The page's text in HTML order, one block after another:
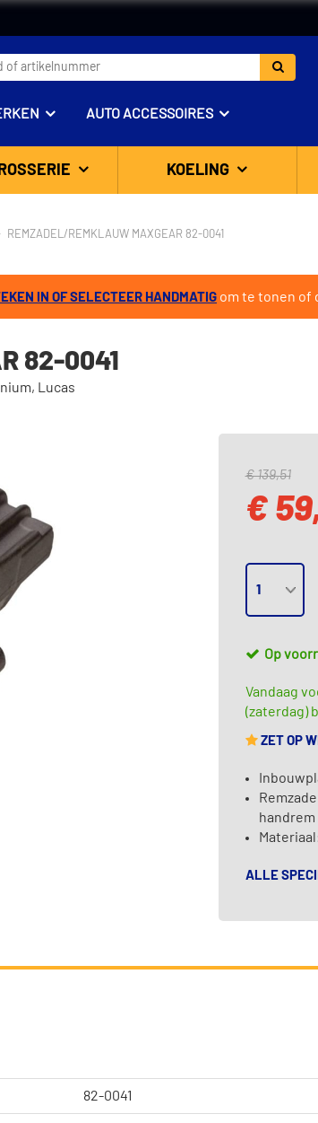
AUTO ACCESSOIRES
KOELING
REMZADEL/REMKLAUW MAXGEAR 82-0041
IN OF SELECTEER HANDMATIG om te tonen of
82-0041
Lucas
€ 139,51
€
Op
Vandaag
(zaterdag)
ZET OP
handrem
ALLE
82-0041